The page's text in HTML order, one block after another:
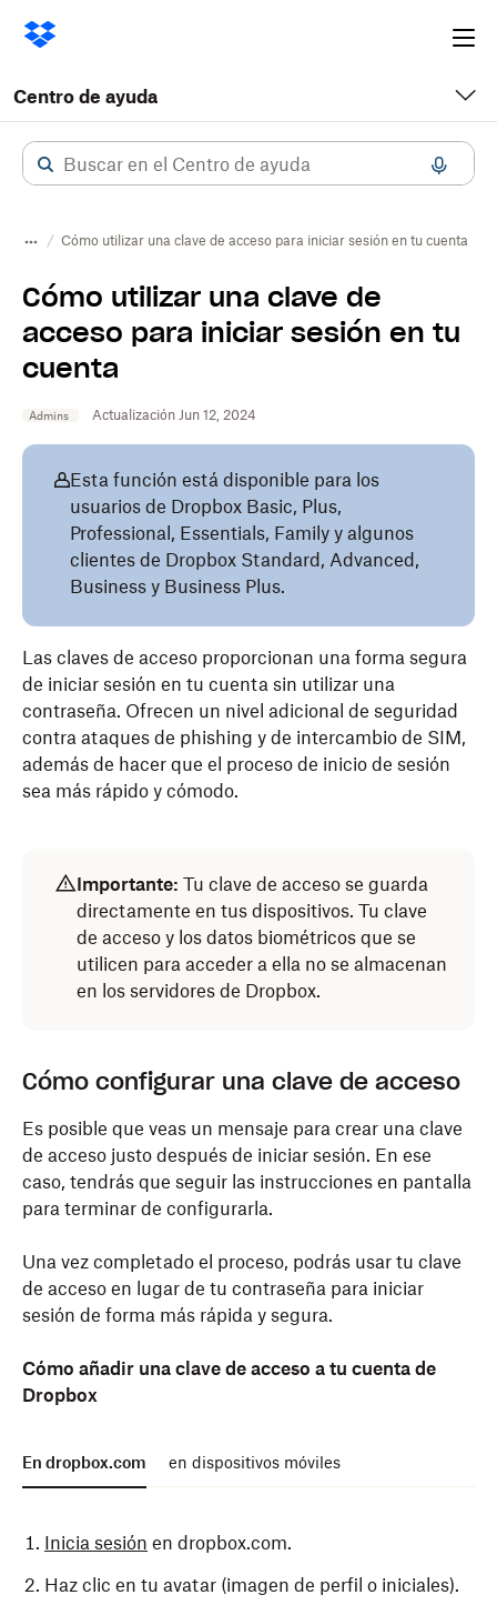
Centro de ayuda
Cómo utilizar una clave de acceso para iniciar sesión en tu cuenta
Cómo utilizar una clave de
acceso para iniciar sesión en tu
cuenta
Admins Actualización Jun 12, 2024
Esta función está disponible para los
usuarios de Dropbox Basic, Plus,
Professional, Essentials, Family y algunos
clientes de Dropbox Standard, Advanced,
Business y Business Plus.
Las claves de acceso proporcionan una forma segura
de iniciar sesión en tu cuenta sin utilizar una
contraseña. Ofrecen un nivel adicional de seguridad
contra ataques de phishing y de intercambio de SIM,
además de hacer que el proceso de inicio de sesión
sea más rápido y cómodo.
Importante: Tu clave de acceso se guarda
directamente en tus dispositivos. Tu clave
de acceso y los datos biométricos que se
utilicen para acceder a ella no se almacenan
en los servidores de Dropbox.
Cómo configurar una clave de acceso
Es posible que veas un mensaje para crear una clave
de acceso justo después de iniciar sesión. En ese
caso, tendrás que seguir las instrucciones en pantalla
para terminar de configurarla.
Una vez completado el proceso, podrás usar tu clave
de acceso en lugar de tu contraseña para iniciar
sesión de forma más rápida y segura.
Cómo añadir una clave de acceso a tu cuenta de
Dropbox
En dropbox.com en dispositivos móviles
Inicia sesión en dropbox.com.
Haz clic en tu avatar (imagen de perfil o iniciales).